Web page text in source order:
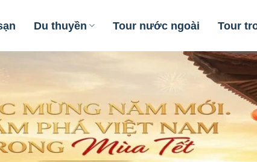
Du thuyền Tour nước ngoài Tour